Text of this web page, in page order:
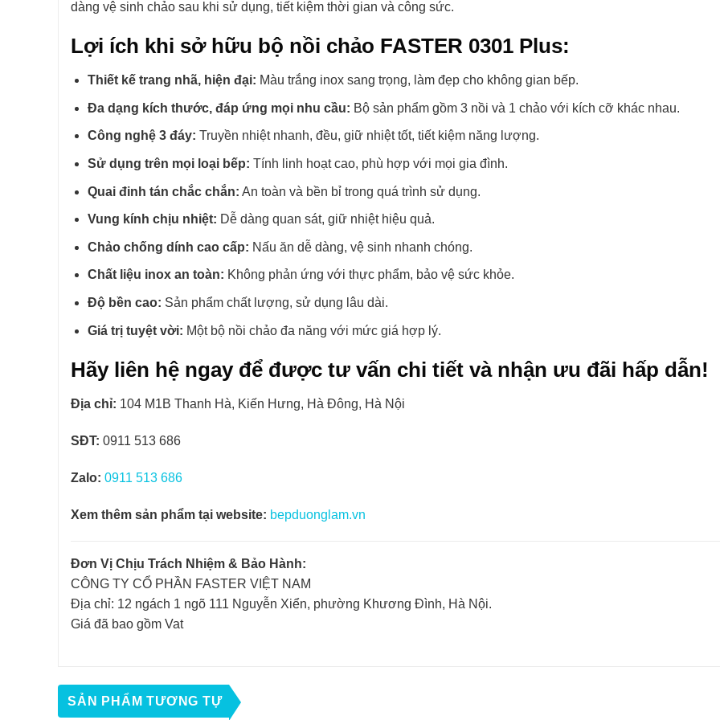
dàng vệ sinh chảo sau khi sử dụng, tiết kiệm thời gian và công sức.
Lợi ích khi sở hữu bộ nồi chảo FASTER 0301 Plus:
Thiết kế trang nhã, hiện đại: Màu trắng inox sang trọng, làm đẹp cho không gian bếp.
Đa dạng kích thước, đáp ứng mọi nhu cầu: Bộ sản phẩm gồm 3 nồi và 1 chảo với kích cỡ khác nhau.
Công nghệ 3 đáy: Truyền nhiệt nhanh, đều, giữ nhiệt tốt, tiết kiệm năng lượng.
Sử dụng trên mọi loại bếp: Tính linh hoạt cao, phù hợp với mọi gia đình.
Quai đinh tán chắc chắn: An toàn và bền bỉ trong quá trình sử dụng.
Vung kính chịu nhiệt: Dễ dàng quan sát, giữ nhiệt hiệu quả.
Chảo chống dính cao cấp: Nấu ăn dễ dàng, vệ sinh nhanh chóng.
Chất liệu inox an toàn: Không phản ứng với thực phẩm, bảo vệ sức khỏe.
Độ bền cao: Sản phẩm chất lượng, sử dụng lâu dài.
Giá trị tuyệt vời: Một bộ nồi chảo đa năng với mức giá hợp lý.
Hãy liên hệ ngay để được tư vấn chi tiết và nhận ưu đãi hấp dẫn!
Địa chỉ: 104 M1B Thanh Hà, Kiến Hưng, Hà Đông, Hà Nội
SĐT: 0911 513 686
Zalo: 0911 513 686
Xem thêm sản phẩm tại website: bepduonglam.vn
Đơn Vị Chịu Trách Nhiệm & Bảo Hành:
CÔNG TY CỔ PHẦN FASTER VIỆT NAM
Địa chỉ: 12 ngách 1 ngõ 111 Nguyễn Xiển, phường Khương Đình, Hà Nội.
Giá đã bao gồm Vat
SẢN PHẨM TƯƠNG TỰ